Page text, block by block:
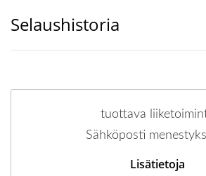
Selaushistoria
tuottava
Sähköposti
Lisätietoja